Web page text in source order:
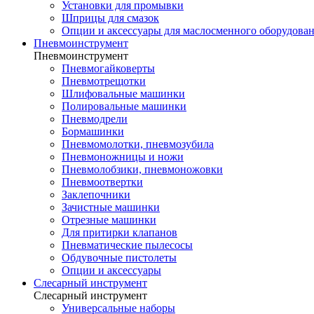
Установки для промывки
Шприцы для смазок
Опции и аксессуары для маслосменного
Пневмоинструмент
Пневмоинструмент
Пневмогайковерты
Пневмотрещотки
Шлифовальные машинки
Полировальные машинки
Пневмодрели
Бормашинки
Пневмомолотки, пневмозубила
Пневмоножницы и ножи
Пневмолобзики, пневмоножовки
Пневмоотвертки
Заклепочники
Зачистные машинки
Отрезные машинки
Для притирки клапанов
Пневматические пылесосы
Обдувочные пистолеты
Опции и аксессуары
Слесарный инструмент
Слесарный инструмент
Универсальные наборы